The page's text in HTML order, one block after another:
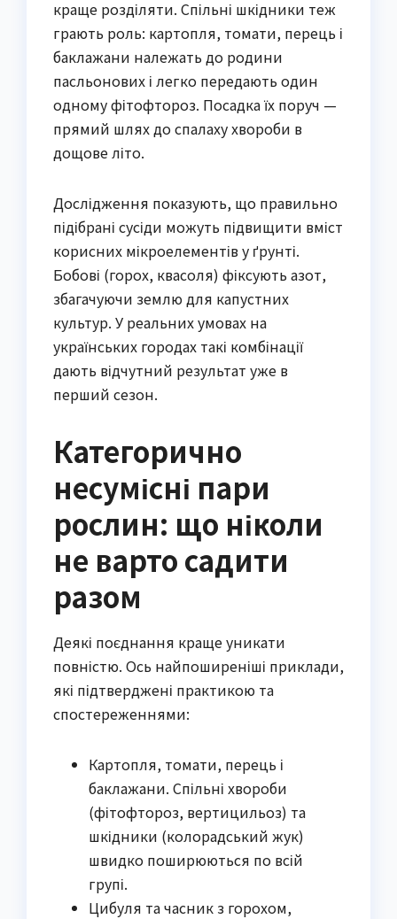
краще розділяти. Спільні шкідники теж
грають роль: картопля, томати, перець і
баклажани належать до родини
пасльонових і легко передають один
одному фітофтороз. Посадка їх поруч —
прямий шлях до спалаху хвороби в
дощове літо.
Дослідження показують, що правильно
підібрані сусіди можуть підвищити вміст
корисних мікроелементів у ґрунті.
Бобові (горох, квасоля) фіксують азот,
збагачуючи землю для капустних
культур. У реальних умовах на
українських городах такі комбінації
дають відчутний результат уже в
перший сезон.
Категорично
несумісні пари
рослин: що ніколи
не варто садити
разом
Деякі поєднання краще уникати
повністю. Ось найпоширеніші приклади,
які підтверджені практикою та
спостереженнями:
Картопля, томати, перець і
баклажани. Спільні хвороби
(фітофтороз, вертицильоз) та
шкідники (колорадський жук)
швидко поширюються по всій
групі.
Цибуля та часник з горохом,